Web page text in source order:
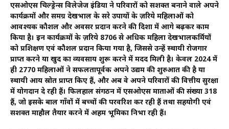
एसओएस चिल्ड्रेन्स विलेजेज इंडिया ने परिवारों को सशक्त बनाने वाले अपने
कार्यक्रमों और समग्र देखभाल के दूसरे उपायों के ज़रिये महिलाओं को
आवश्यक कौशल और अवसर प्रदान करने की दिशा में आगे बढ़कर काम
किया है। इन कार्यक्रमों के ज़रिये 8706 से अधिक महिला देखभालकर्मियों
को प्रशिक्षण एवं कौशल प्रदान किया गया है, जिससे उन्हें स्थायी रोजगार
प्राप्त करने या खुद का व्यवसाय शुरू करने में मदद मिली है। केवल 2024 में
ही 2770 महिलाओं ने सफलतापूर्वक अपने उद्यम की शुरुआत की है या
स्थायी आय स्रोत प्राप्त किए हैं, और अब वे अपने परिवारों की वित्तीय सुरक्षा
में योगदान दे रही हैं। फिलहाल संगठन में एसओएस माताओं की संख्या 318
हैं, जो इसके बाल गाँवों में बच्चों की परवरिश कर रही हैं तथा सहयोगी एवं
सशक्त माहौल तैयार करने में अहम भूमिका निभा रही हैं।